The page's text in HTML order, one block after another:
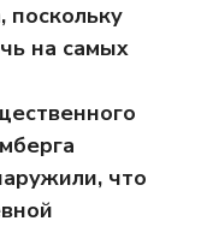
поскольку
на самых
что